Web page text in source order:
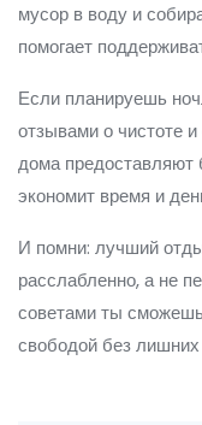
мусор в воду и
помогает
Если планируешь
отзывами о чистоте
дома предоставляют
экономит время и
И помни: лучший
расслабленно, а не
советами ты
свободой без лишних